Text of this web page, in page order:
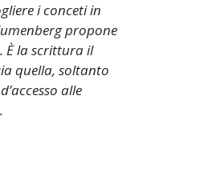
i conceti in
propone
È la scrittura il
quella, soltanto
alle